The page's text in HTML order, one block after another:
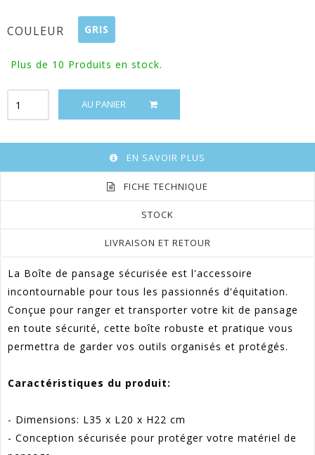
COULEUR GRIS
Plus de 10 Produits en stock.
AU PANIER
EN SAVOIR PLUS
FICHE TECHNIQUE
STOCK
LIVRAISON ET RETOUR
La Boîte de pansage sécurisée est l'accessoire
incontournable pour tous les passionnés d'équitation.
Conçue pour ranger et transporter votre kit de pansage
en toute sécurité, cette boîte robuste et pratique vous
permettra de garder vos outils organisés et protégés.
Caractéristiques du produit:
- Dimensions: L35 x L20 x H22 cm
- Conception sécurisée pour protéger votre matériel de